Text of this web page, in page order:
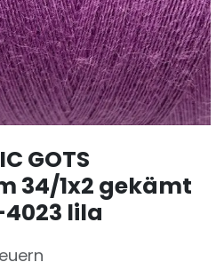
GOTS
34/1x2 gekämt
4023 lila